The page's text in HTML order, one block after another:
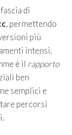
di
, permettendo
più
intensi.
è il rapporto
ben
semplici e
percorsi